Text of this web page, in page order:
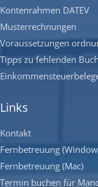
Kontenrahmen DATEV
Musterrechnungen
Voraussetzungen
Tipps zu fehlenden
Links
Kontakt
Fernbetreuung
Fernbetreuung (Mac)
Termin buchen für